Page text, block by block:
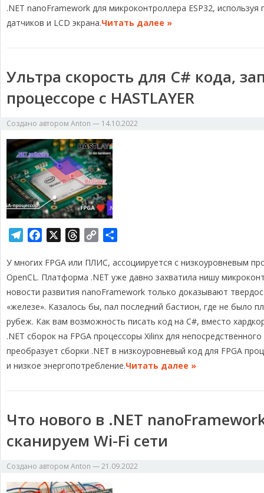
.NET nanoFramework для микроконтроллера ESP32,
датчиков и LCD экрана.Читать далее »
Ультра скорость для C# кода,
процессоре с HASTLAYER
Создано автором Anton — 14.10.2022
l
e
g
r
a
m
c
e
b
o
o
k
r
e
a
d
s
p
y
L
i
n
k
п
р
а
в
и
т
ь
У многих FPGA или ПЛИС, ассоциируется с низкоуровневым
OpenCL. Платформа .NET уже давно захватила нишу
новости развития nanoFramework только доказывают
«железе». Казалось бы, пал последний бастион, где не было
рубеж. Как вам возможность писать код на C#, вместо
.NET сборок на FPGA процессоры Xilinx для
преобразует сборки .NET в низкоуровневый код для FPGA
и низкое энергопотребление.Читать далее »
Что нового в .NET
сканируем Wi-Fi сети
Создано автором Anton —21.09.2022